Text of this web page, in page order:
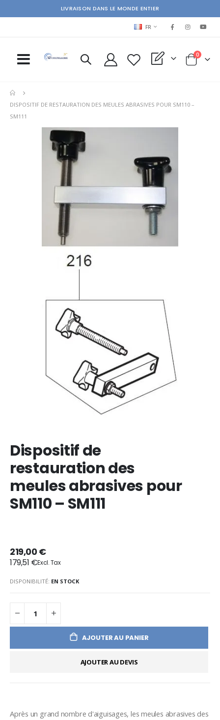
LIVRAISON DANS LE MONDE ENTIER
LANGUAGE
FR
My Quote Cart
0items
DISPOSITIF DE RESTAURATION DES MEULES ABRASIVES POUR SM110 –
SM111
Dispositif de
restauration des
meules abrasives pour
SM110 – SM111
219,00 €
179,51 €
DISPONIBILITÉ: EN STOCK
AJOUTER AU PANIER
AJOUTER AU DEVIS
Après un grand nombre d'aiguisages, les meules abrasives des